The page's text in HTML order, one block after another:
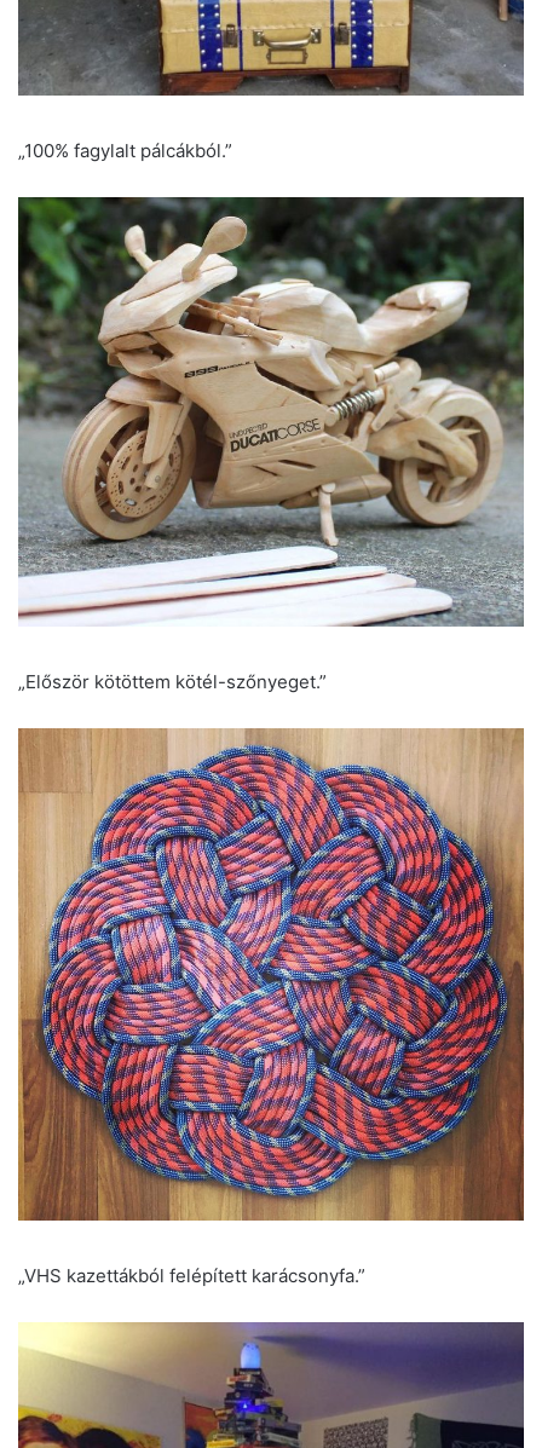
„100% fagylalt pálcákból.”
„Először kötöttem kötél-szőnyeget.”
„VHS kazettákból felépített karácsonyfa.”